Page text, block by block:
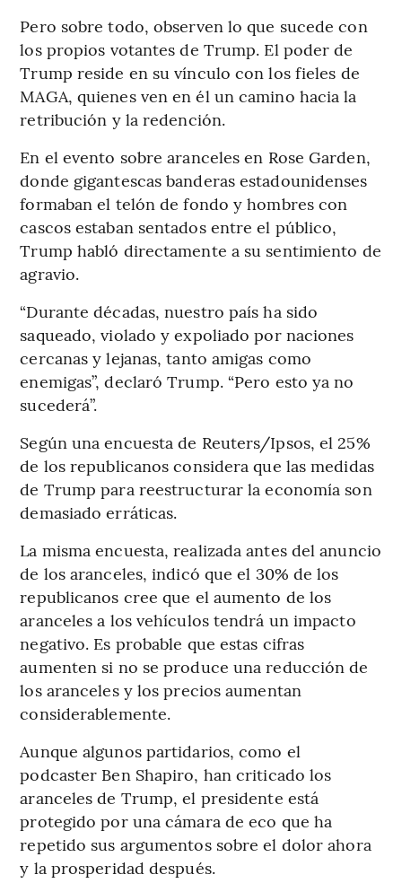
Pero sobre todo, observen lo que sucede con
los propios votantes de Trump. El poder de
Trump reside en su vínculo con los fieles de
MAGA, quienes ven en él un camino hacia la
retribución y la redención.
En el evento sobre aranceles en Rose Garden,
donde gigantescas banderas estadounidenses
formaban el telón de fondo y hombres con
cascos estaban sentados entre el público,
Trump habló directamente a su sentimiento de
agravio.
“Durante décadas, nuestro país ha sido
saqueado, violado y expoliado por naciones
cercanas y lejanas, tanto amigas como
enemigas”, declaró Trump. “Pero esto ya no
sucederá”.
Según una encuesta de Reuters/Ipsos, el 25%
de los republicanos considera que las medidas
de Trump para reestructurar la economía son
demasiado erráticas.
La misma encuesta, realizada antes del anuncio
de los aranceles, indicó que el 30% de los
republicanos cree que el aumento de los
aranceles a los vehículos tendrá un impacto
negativo. Es probable que estas cifras
aumenten si no se produce una reducción de
los aranceles y los precios aumentan
considerablemente.
Aunque algunos partidarios, como el
podcaster Ben Shapiro, han criticado los
aranceles de Trump, el presidente está
protegido por una cámara de eco que ha
repetido sus argumentos sobre el dolor ahora
y la prosperidad después.